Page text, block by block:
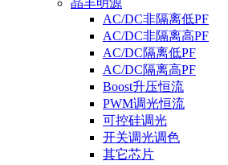
晶丰明源
AC/DC非隔离低PF
AC/DC非隔离高PF
AC/DC隔离低PF
AC/DC隔离高PF
Boost升压恒流
PWM调光恒流
可控硅调光
开关调光调色
其它芯片